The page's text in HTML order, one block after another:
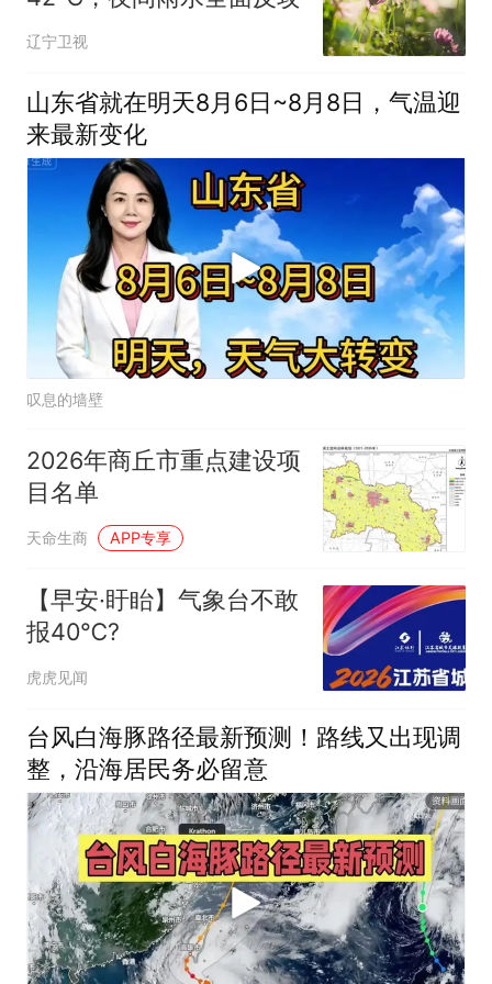
辽宁卫视
山东省就在明天8月6日~8月8日，气温迎
来最新变化
叹息的墙壁
2026年商丘市重点建设项
目名单
天命生商 APP专享
【早安·盱眙】气象台不敢
报40℃?
虎虎见闻
台风白海豚路径最新预测！路线又出现调
整，沿海居民务必留意